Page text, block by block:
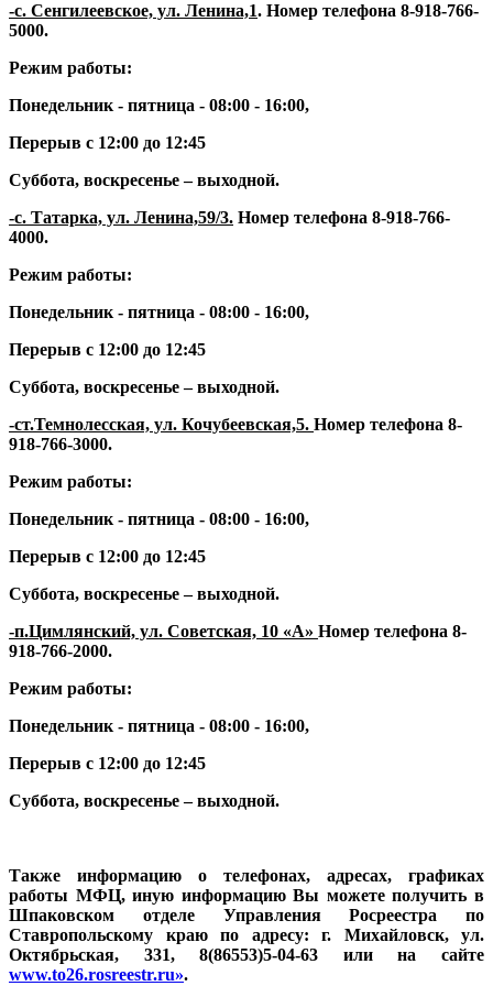
-с. Сенгилеевское, ул. Ленина,1. Номер телефона 8-918-766-
5000.
Режим работы:
Понедельник - пятница - 08:00 - 16:00,
Перерыв с 12:00 до 12:45
Суббота, воскресенье – выходной.
-с. Татарка, ул. Ленина,59/3. Номер телефона 8-918-766-
4000.
Режим работы:
Понедельник - пятница - 08:00 - 16:00,
Перерыв с 12:00 до 12:45
Суббота, воскресенье – выходной.
-ст.Темнолесская, ул. Кочубеевская,5. Номер телефона 8-
918-766-3000.
Режим работы:
Понедельник - пятница - 08:00 - 16:00,
Перерыв с 12:00 до 12:45
Суббота, воскресенье – выходной.
-п.Цимлянский, ул. Советская, 10 «А» Номер телефона 8-
918-766-2000.
Режим работы:
Понедельник - пятница - 08:00 - 16:00,
Перерыв с 12:00 до 12:45
Суббота, воскресенье – выходной.
Также информацию о телефонах, адресах, графиках
работы МФЦ, иную информацию Вы можете получить в
Шпаковском отделе Управления Росреестра по
Ставропольскому краю по адресу: г. Михайловск, ул.
Октябрьская, 331, 8(86553)5-04-63 или на сайте
www.to26.rosreestr.ru».